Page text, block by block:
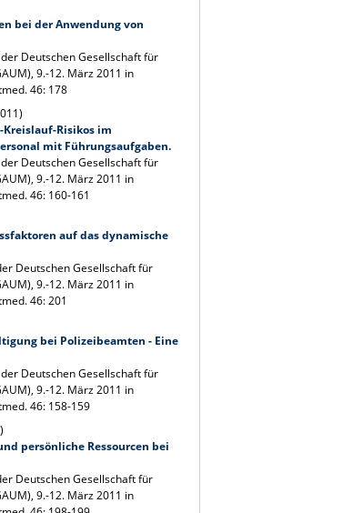
bei der Anwendung von
Deutschen Gesellschaft für
9.-12. März 2011 in
46: 178
Risikos im
mit Führungsaufgaben.
Deutschen Gesellschaft für
9.-12. März 2011 in
46: 160-161
auf das dynamische
Deutschen Gesellschaft für
9.-12. März 2011 in
46: 201
bei Polizeibeamten - Eine
Deutschen Gesellschaft für
9.-12. März 2011 in
46: 158-159
persönliche Ressourcen bei
Deutschen Gesellschaft für
9.-12. März 2011 in